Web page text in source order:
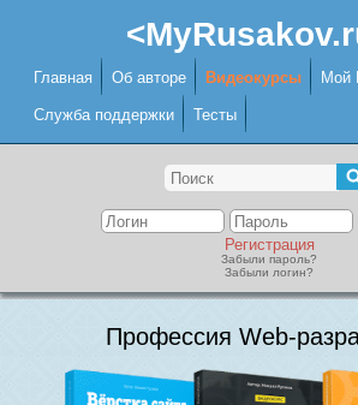
Главная Об авторе Видеокурсы Мой
Служба поддержки Тесты
Регистрация
Забыли пароль?
Забыли логин?
Профессия Web-